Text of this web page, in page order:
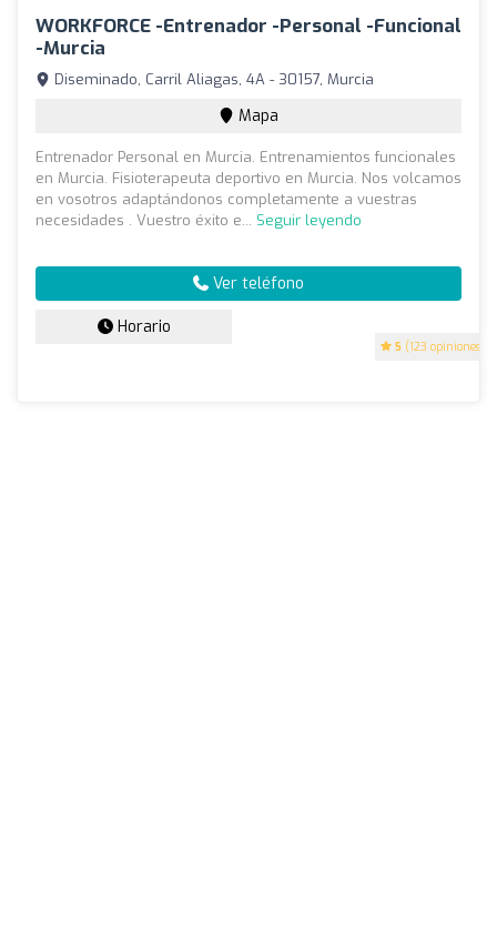
WORKFORCE -Entrenador -Personal -Funcional
-Murcia
5 (123 opiniones)
Diseminado, Carril Aliagas, 4A - 30157, Murcia
Mapa
Entrenador Personal en Murcia. Entrenamientos funcionales
en Murcia. Fisioterapeuta deportivo en Murcia. Nos volcamos
en vosotros adaptándonos completamente a vuestras
necesidades . Vuestro éxito e... Seguir leyendo
Ver teléfono
Horario